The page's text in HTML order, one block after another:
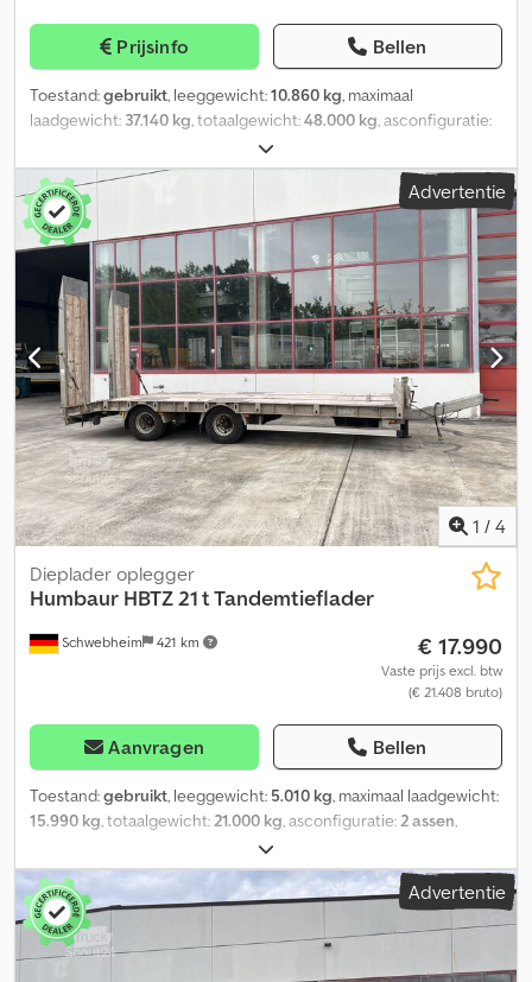
Prijsinfo Bellen
Toestand:gebruikt, leeggewicht:10.860 kg, maximaal
laadgewicht: 37.140 kg, totaalgewicht:48.000 kg, asconfiguratie:
06/2018
bandenmaten:235/75 R17,5 140J, kleur:overig, soort
overbrenging:
235/75 R17,5 140J,
achterbandmaat:
235/75 R17,5 140J, bestuurderscabine: overig,
emissieklasse:geen ABS, luchtdrukrem
Rubberbekleding, 2-delige oprijplaat met roosterprofielen,
oprijplaten over volledige breedte, elektro-hydraulische pomp
voor oprijplaten of via vrachtwagenhydrauliek, -- Drukfouten,
vergissingen en wijzigingen voorbehouden, voorbeeldfoto's --,
Meer gegevens onder: !, Meer details: ! Codpfx Aezrqlfjh Eorf
Advertentie
1 / 4
Schwebheim 421 km
Dieplader oplegger
Humbaur HBTZ 21 t Tandemtieflader
€ 17.990
Vaste prijs excl. btw
(€ 21.408 bruto)
Aanvragen Bellen
Toestand:gebruikt, leeggewicht: 5.010 kg, maximaal laadgewicht:
15.990 kg, totaalgewicht:21.000 kg, asconfiguratie:2 assen,
, laadruimte lengte:
laadruimtebreedte:2.550 mm, ophanging:lucht, bandenmaten:
235 / 75 R 17,5
, soort overbrenging:overig,
voorbandmaat:
bestuurderscabine:overig, emissieklasse:geen
, Chassis: thermisch
Advertentie